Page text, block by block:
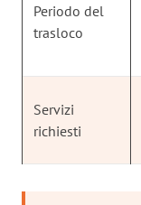
Periodo del
trasloco
Servizi
richiesti